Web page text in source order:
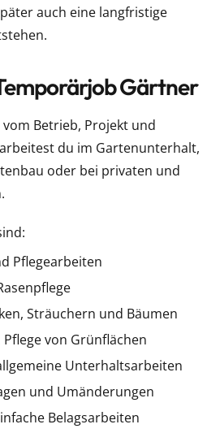
auch eine langfristige
Gärtner
Betrieb, Projekt und
du im Gartenunterhalt,
oder bei privaten und
Pflegearbeiten
Sträuchern und Bäumen
von Grünflächen
Unterhaltsarbeiten
und Umänderungen
Belagsarbeiten